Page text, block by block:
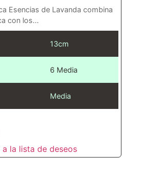
Esencias de Lavanda combina
con los...
13cm
6 Media
Media
a la lista de deseos